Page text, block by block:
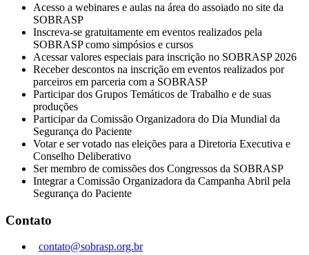
Acesso a webinares e aulas na área do assoiado no site da
SOBRASP
Inscreva-se gratuitamente em eventos realizados pela
SOBRASP como simpósios e cursos
Acessar valores especiais para inscrição no SOBRASP 2026
Receber descontos na inscrição em eventos realizados por
parceiros em parceria com a SOBRASP
Participar dos Grupos Temáticos de Trabalho e de suas
produções
Participar da Comissão Organizadora do Dia Mundial da
Segurança do Paciente
Votar e ser votado nas eleições para a Diretoria Executiva e
Conselho Deliberativo
Ser membro de comissões dos Congressos da SOBRASP
Integrar a Comissão Organizadora da Campanha Abril pela
Segurança do Paciente
Contato
contato@sobrasp.org.br